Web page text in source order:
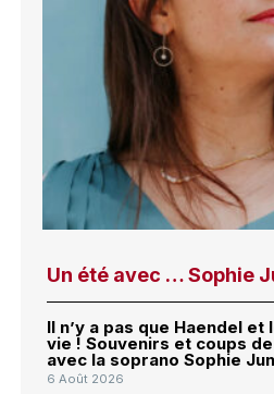
Un été avec … Sophie
Il n’y a pas que Haendel
vie ! Souvenirs et coups
avec la soprano Sophie
6 Août 2026